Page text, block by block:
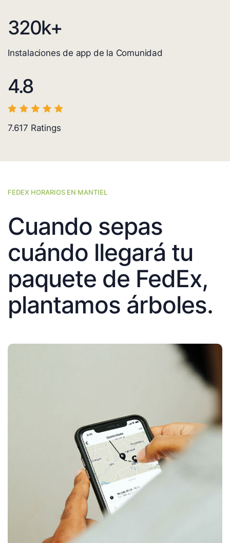
320k+
Instalaciones de app de la Comunidad
4.8
7.617 Ratings
FEDEX HORARIOS EN MANTIEL
Cuando sepas
cuándo llegará tu
paquete de FedEx,
plantamos árboles.